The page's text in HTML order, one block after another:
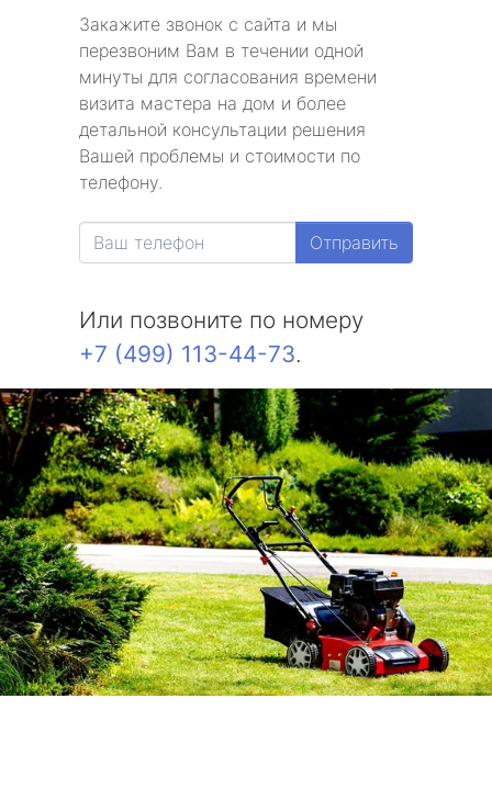
Закажите звонок с сайта и мы
перезвоним Вам в течении одной
минуты для согласования времени
визита мастера на дом и более
детальной консультации решения
Вашей проблемы и стоимости по
телефону.
Отправить
Или позвоните по номеру
+7 (499) 113-44-73.